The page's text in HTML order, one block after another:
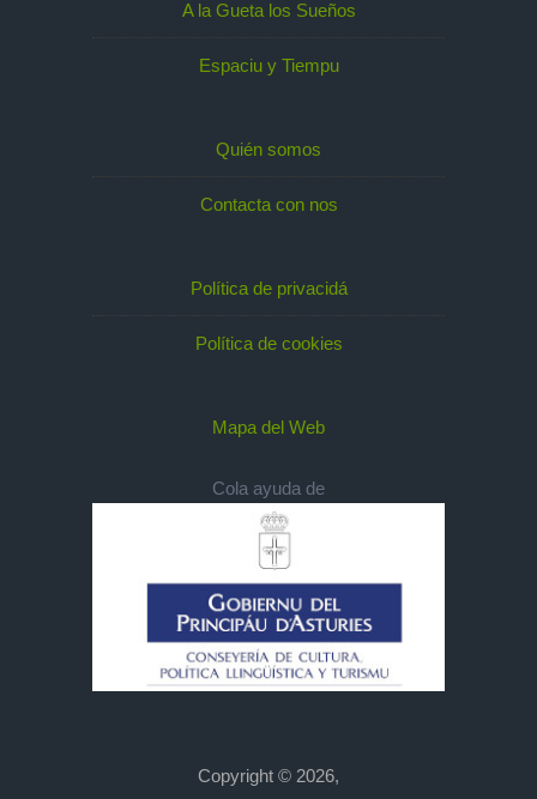
A la Gueta los Sueños
Espaciu y Tiempu
Quién somos
Contacta con nos
Política de privacidá
Política de cookies
Mapa del Web
Cola ayuda de
Copyright © 2026,